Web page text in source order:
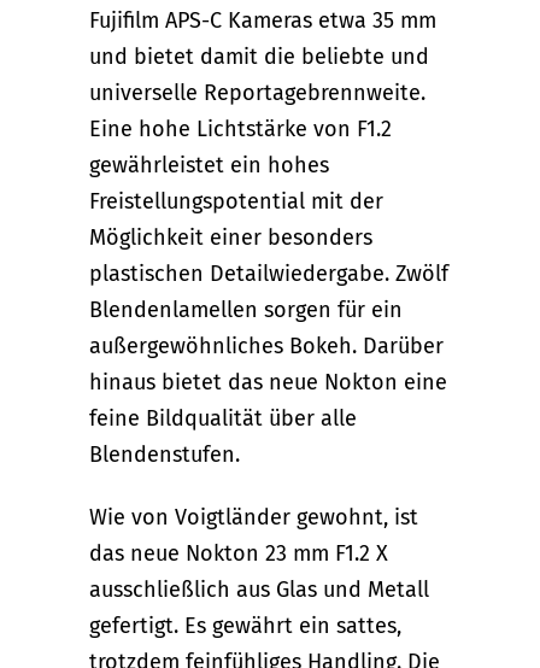
Fujifilm APS-C Kameras etwa 35 mm
und bietet damit die beliebte und
universelle Reportagebrennweite.
Eine hohe Lichtstärke von F1.2
gewährleistet ein hohes
Freistellungspotential mit der
Möglichkeit einer besonders
plastischen Detailwiedergabe. Zwölf
Blendenlamellen sorgen für ein
außergewöhnliches Bokeh. Darüber
hinaus bietet das neue Nokton eine
feine Bildqualität über alle
Blendenstufen.
Wie von Voigtländer gewohnt, ist
das neue Nokton 23 mm F1.2 X
ausschließlich aus Glas und Metall
gefertigt. Es gewährt ein sattes,
trotzdem feinfühliges Handling. Die